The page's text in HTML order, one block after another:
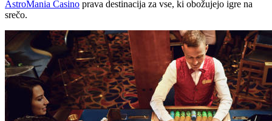
AstroMania Casino prava destinacija za vse, ki obožujejo igre na
srečo.